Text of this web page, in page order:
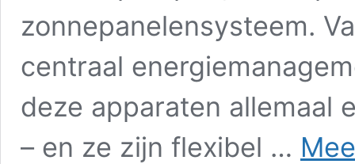
zonnepanelensysteem.
centraal
deze apparaten allemaal
– en ze zijn flexibel …